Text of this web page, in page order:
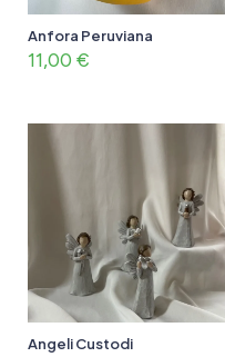
Anfora Peruviana
11,00 €
Angeli Custodi